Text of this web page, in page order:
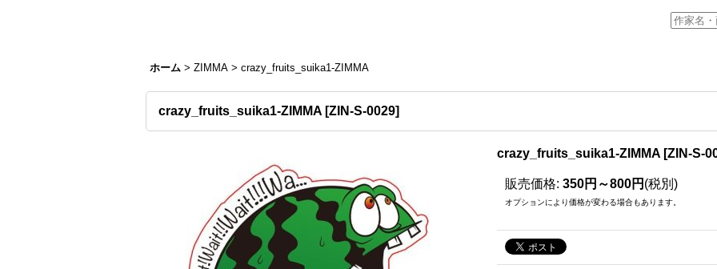
ホーム > ZIMMA > crazy_fruits_suika1-ZIMMA
crazy_fruits_suika1-ZIMMA [ZIN-S-0029]
crazy_fruits_suika1-ZIMMA [ZIN-S-
販売価格: 350円～800円 (税別)
オプションにより価格が変わる場合もあります。